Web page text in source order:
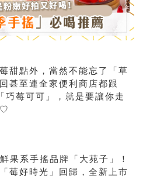
甜點外，當然不能忘了「草
甚至連全家便利商店都跟
莓可可」，就是要讓你走
♡
果系手搖品牌「大苑子」！
莓好時光」回歸，全新上市